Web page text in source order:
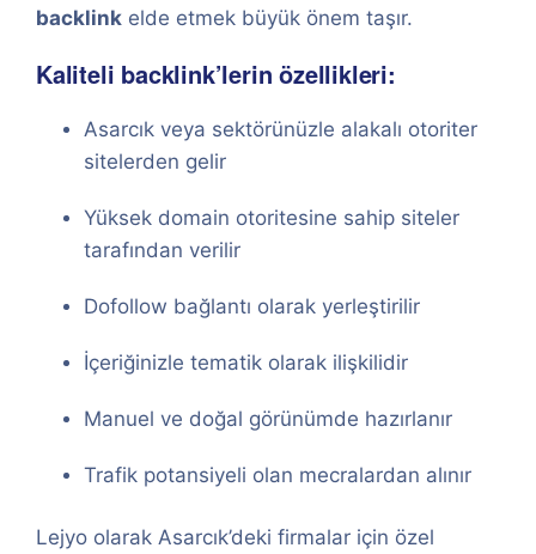
backlink elde etmek büyük önem taşır.
Kaliteli backlink’lerin özellikleri:
Asarcık veya sektörünüzle alakalı otoriter
sitelerden gelir
Yüksek domain otoritesine sahip siteler
tarafından verilir
Dofollow bağlantı olarak yerleştirilir
İçeriğinizle tematik olarak ilişkilidir
Manuel ve doğal görünümde hazırlanır
Trafik potansiyeli olan mecralardan alınır
Lejyo olarak Asarcık’deki firmalar için özel